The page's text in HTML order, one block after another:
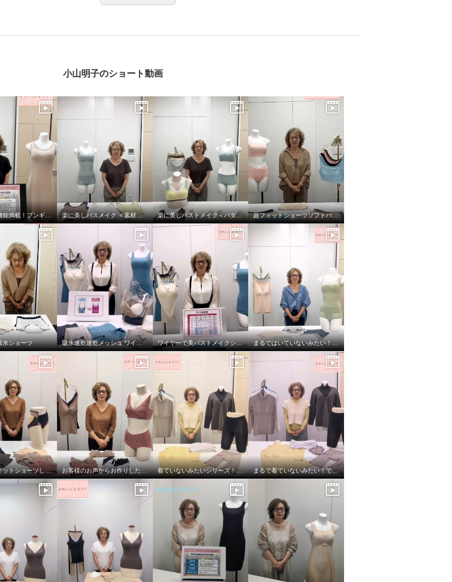
ろう！ 静電気防止
入りモールド バスト
キャミ ２枚セット
ット
小山明子のショート動画
夏に嬉しい機能満載！プンギインギョンシリ ーズ 楽に美しバスメイク ＜素材編＞ 楽に美しバストメイク＜パターン編＞ 超フィットショーツソフトバージョン！
水ショーツ 吸水速乾速乾メッシュ ワイヤーで美バストメイク ブラキャミ ワイヤーで美バストメイクシリーズ サイズの選び方 まるではいていないみたい！超のびのび吸水速乾付きショーツ
今年も超フィットショーツしっかりバージョン！ お客様のお声からお作りしたブラとブラキャミです！ 着ていないみたいシリーズ！超のびのび秋冬バージョン まるで着ていないみたい！でもおしゃれ！